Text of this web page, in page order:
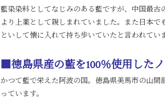
藍染染料としてなじみのある藍ですが、中国最
より上薬として親しまれていました。また日本で
といして懐に入れて持ち歩いていたと言われてい
■徳島県産の藍を100％使用した
かつて藍で栄えた阿波の国。徳島県美馬市の山間
っています。